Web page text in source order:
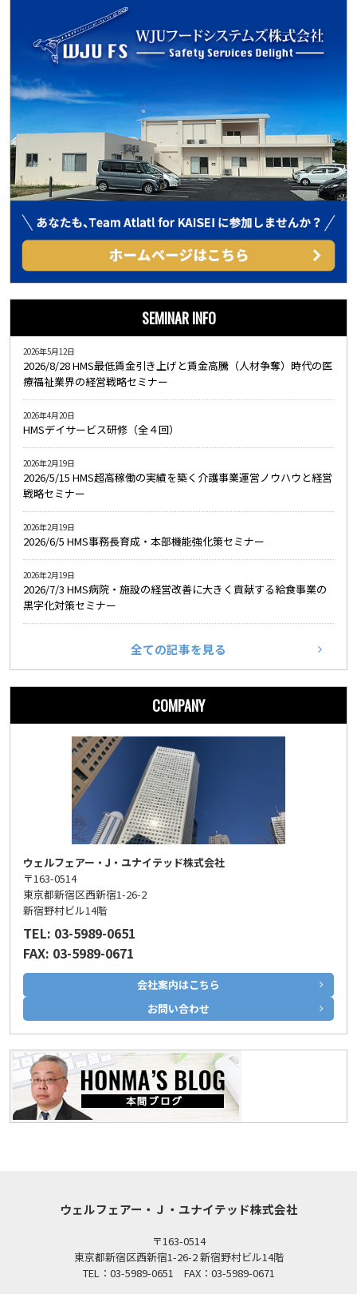
SEMINAR INFO
2026/8/28 HMS最低賃金引き上げと賃金高騰（人材争奪）時代の医
療福祉業界の経営戦略セミナー
2026年5月12日
HMSデイサービス研修（全４回）
2026年4月20日
2026/5/15 HMS超高稼働の実績を築く介護事業運営ノウハウと経営
戦略セミナー
2026年2月19日
2026/6/5 HMS事務長育成・本部機能強化策セミナー
2026年2月19日
2026/7/3 HMS病院・施設の経営改善に大きく貢献する給食事業の
黒字化対策セミナー
2026年2月19日
全ての記事を見る
COMPANY
ウェルフェアー・J・ユナイテッド株式会社
〒163-0514
東京都新宿区西新宿1-26-2
新宿野村ビル14階
TEL: 03-5989-0651
FAX: 03-5989-0671
会社案内はこちら
お問い合わせ
ウェルフェアー・Ｊ・ユナイテッド株式会社
〒163-0514
東京都新宿区西新宿1-26-2 新宿野村ビル14階
TEL：03-5989-0651 FAX：03-5989-0671